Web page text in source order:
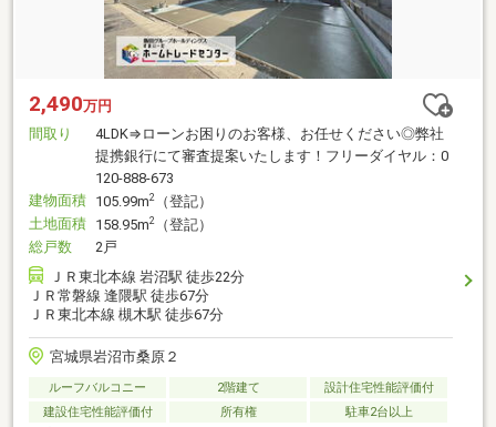
2,490万円
間取り
4LDK⇒ローンお困りのお客様、お任せください◎弊社
提携銀行にて審査提案いたします！フリーダイヤル：0
120-888-673
建物面積 105.99m2
（登記）
土地面積 158.95m2
（登記）
総戸数
2戸
ＪＲ東北本線 岩沼駅 徒歩22分
ＪＲ常磐線 逢隈駅 徒歩67分
ＪＲ東北本線 槻木駅 徒歩67分
宮城県岩沼市桑原２
ルーフバルコニー 2階建て
設計住宅性能評価付
建設住宅性能評価付
所有権 駐車2台以上